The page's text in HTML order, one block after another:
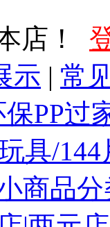
店！
示 | 常